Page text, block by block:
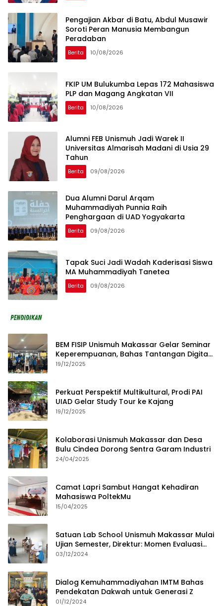
Pengajian Akbar di Batu, Abdul Musawir
Soroti Peran Manusia Membangun
Peradaban
Berita 10/08/2026
FKIP UM Bulukumba Lepas 172 Mahasiswa
PLP dan Magang Angkatan VII
Berita 10/08/2026
Alumni FEB Unismuh Jadi Warek II
Universitas Almarisah Madani di Usia 29
Tahun
Berita 09/08/2026
Dua Alumni Darul Arqam
Muhammadiyah Punnia Raih
Penghargaan di UAD Yogyakarta
Berita 09/08/2026
Tapak Suci Jadi Wadah Kaderisasi Siswa
MA Muhammadiyah Tanetea
Berita 09/08/2026
BEM FISIP Unismuh Makassar Gelar Seminar
Keperempuanan, Bahas Tantangan Digital
dan Budaya Lokal
19/12/2025
Perkuat Perspektif Multikultural, Prodi PAI
UIAD Gelar Study Tour ke Kajang
19/12/2025
Kolaborasi Unismuh Makassar dan Desa
Bulu Cindea Dorong Sentra Garam Industri
24/04/2025
Camat Lapri Sambut Hangat Kehadiran
Mahasiswa PoltekMu
15/04/2025
Satuan Lab School Unismuh Makassar Mulai
Ujian Semester, Direktur: Momen Evaluasi
Proses Pembelajaran
03/12/2024
Dialog Kemuhammadiyahan IMTM Bahas
Pendekatan Dakwah untuk Generasi Z
01/12/2024